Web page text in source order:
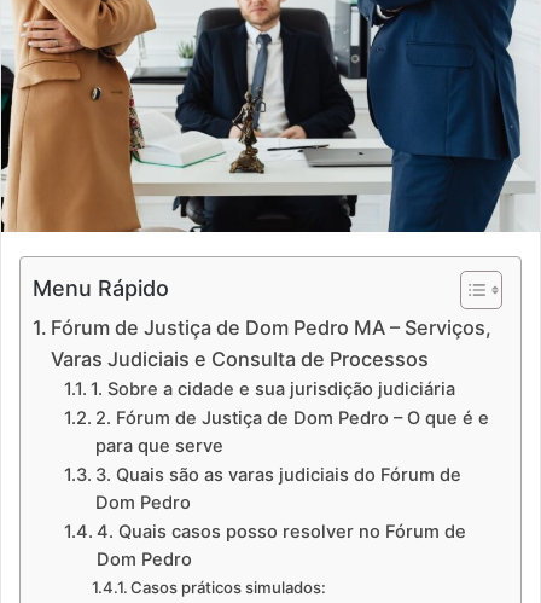
Menu Rápido
Fórum de Justiça de Dom Pedro MA – Serviços,
Varas Judiciais e Consulta de Processos
1. Sobre a cidade e sua jurisdição judiciária
2. Fórum de Justiça de Dom Pedro – O que é e
para que serve
3. Quais são as varas judiciais do Fórum de
Dom Pedro
4. Quais casos posso resolver no Fórum de
Dom Pedro
Casos práticos simulados: